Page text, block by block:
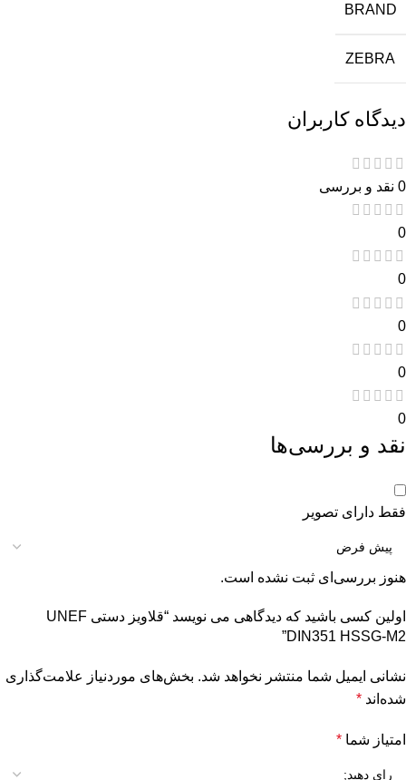
BRAND
ZEBRA
دیدگاه کاربران
0 نقد و بررسی
0
0
0
0
0
نقد و بررسی‌ها
فقط دارای تصویر
هنوز بررسی‌ای ثبت نشده است.
اولین کسی باشید که دیدگاهی می نویسد “قلاویز دستی UNEF
DIN351 HSSG-M2”
نشانی ایمیل شما منتشر نخواهد شد. بخش‌های موردنیاز علامت‌گذاری
شده‌اند *
امتیاز شما *